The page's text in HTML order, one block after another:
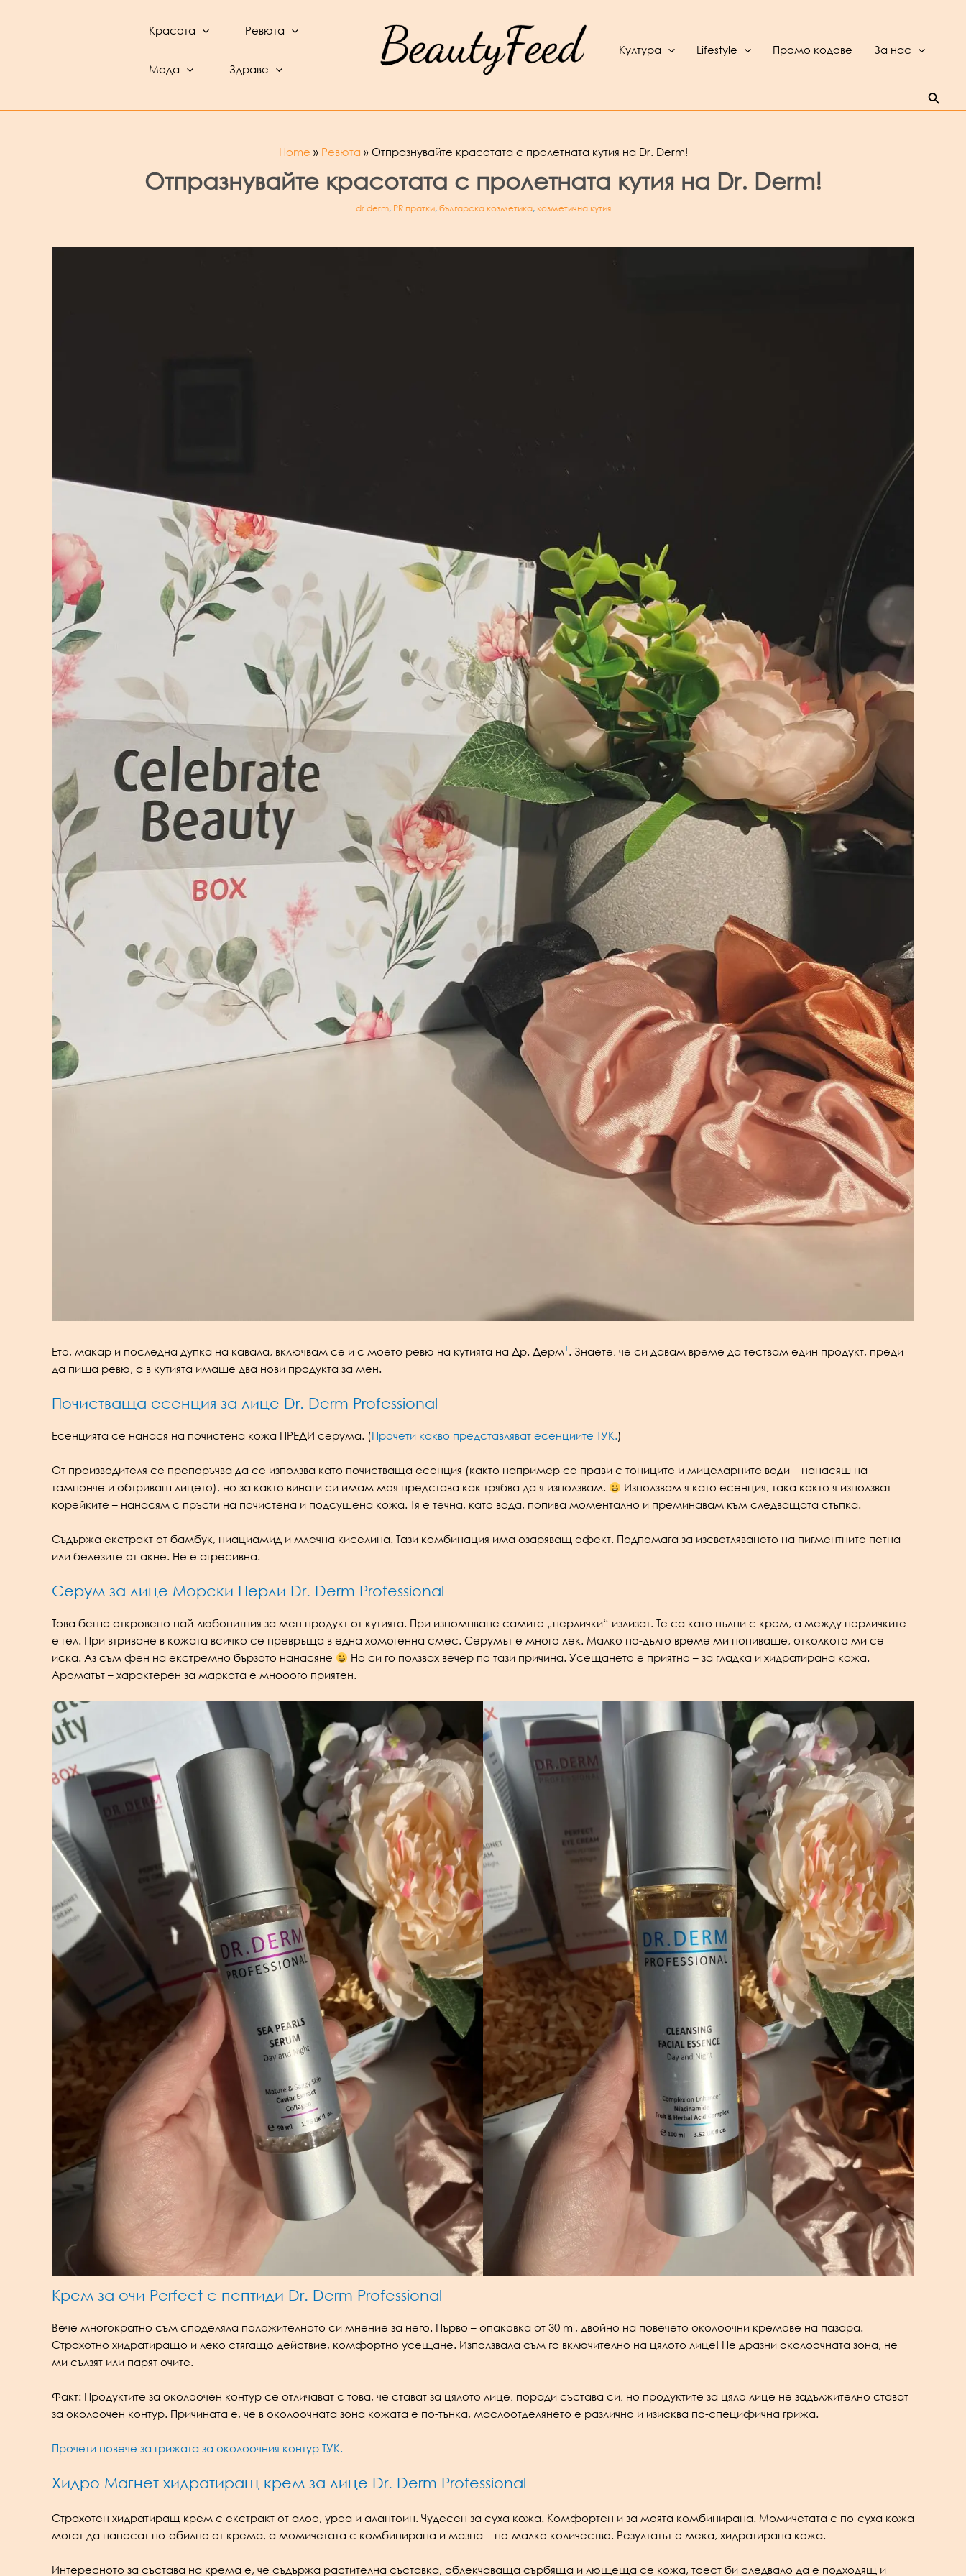
Красота Ревюта
Мода Здраве
Култура Lifestyle Промо кодове За нас
Home Ревюта Отпразнувайте красотата с пролетната кутия на Dr. Derm!
Отпразнувайте красотата с пролетната кутия на Dr. Derm!
dr.derm, PR пратки, българска козметика, козметична кутия
Ето, макар и последна дупка на кавала, включвам се и с моето ревю на кутията на Др. Дерм1 . Знаете, че си давам време да тествам един продукт, преди
да пиша ревю, а в кутията имаше два нови продукта за мен.
Почистваща eсенция за лице Dr. Derm Professional
Есенцията се нанася на почистена кожа ПРЕДИ серума. (Прочети какво представляват есенциите ТУК.)
От производителя се препоръчва да се използва като почистваща есенция (както например се прави с тониците и мицеларните води – нанасяш на
тампонче и обтриваш лицето), но за както винаги си имам моя представа как трябва да я използвам.
Използвам я като есенция, така както я използват
корейките – нанасям с пръсти на почистена и подсушена кожа. Тя е течна, като вода, попива моментално и преминавам към следващата стъпка.
Съдържа екстракт от бамбук, ниациамид и млечна киселина. Тази комбинация има озаряващ ефект. Подпомага за изсветляването на пигментните петна
или белезите от акне. Не е агресивна.
Серум за лице Морски Перли Dr. Derm Professional
Това беше откровено най-любопитния за мен продукт от кутията. При изпомпване самите „перлички“ излизат. Те са като пълни с крем, а между перличките
е гел. При втриване в кожата всичко се превръща в една хомогенна смес. Серумът е много лек. Малко по-дълго време ми попиваше, отколкото ми се
иска. Аз съм фен на екстремно бързото нанасяне
Но си го ползвах вечер по тази причина. Усещането е приятно – за гладка и хидратирана кожа.
Ароматът – характерен за марката е мнооого приятен.
Крем за очи Perfect с пептиди Dr. Derm Professional
Вече многократно съм споделяла положителното си мнение за него. Първо – опаковка от 30 ml, двойно на повечето околоочни кремове на пазара.
Страхотно хидратиращо и леко стягащо действие, комфортно усещане. Използвала съм го включително на цялото лице! Не дразни околоочната зона, не
ми сълзят или парят очите.
Факт: Продуктите за околоочен контур се отличават с това, че стават за цялото лице, поради състава си, но продуктите за цяло лице не задължително стават
за околоочен контур. Причината е, че в околоочната зона кожата е по-тънка, маслоотделянето е различно и изисква по-специфична грижа.
Прочети повече за грижата за околоочния контур ТУК.
Хидро Магнет хидратиращ крем за лице Dr. Derm Professional
Страхотен хидратиращ крем с екстракт от алое, уреа и алантоин. Чудесен за суха кожа. Комфортен и за моята комбинирана. Момичетата с по-суха кожа
могат да нанесат по-обилно от крема, а момичетата с комбинирана и мазна – по-малко количество. Резултатът е мека, хидратирана кожа.
Интересното за състава на крема е, че съдържа растителна съставка, облекчаваща сърбяща и лющеща се кожа, тоест би следвало да е подходящ и